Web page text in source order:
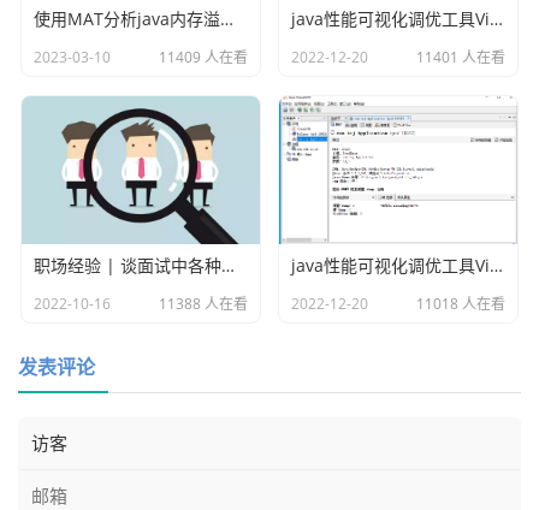
使用MAT分析java内存溢出的原因
2023-03-10 11409 人在看
java性能可视化调优工具VisualVM插件之Visual GC
2022-12-20 11401 人在看
职场经验 | 谈面试中各种各样的坑
2022-10-16 11388 人在看
java性能可视化调优工具VisualVM
2022-12-20 11018 人在看
发表评论